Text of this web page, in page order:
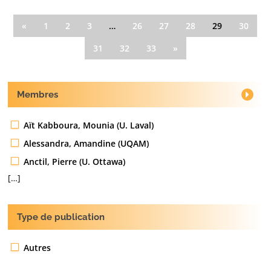
« 1 2 3 … 26 27 28 29
30
31
32 33 »
Membres
Aït Kabboura, Mounia (U. Laval)
Alessandra, Amandine (UQAM)
Anctil, Pierre (U. Ottawa)
[…]
Type de publication
Autres